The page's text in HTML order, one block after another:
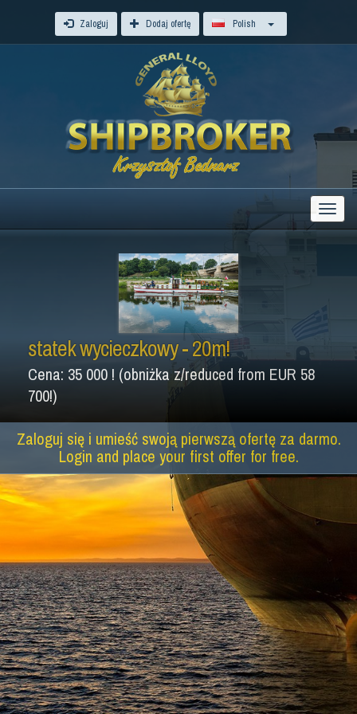
Zaloguj Dodaj ofertę Polish
statek wycieczkowy - 20m!
Cena: 35 000 ! (obniżka z/reduced from EUR 58
700!)
Zaloguj się i umieść swoją pierwszą ofertę za darmo.
Login and place your first offer for free.